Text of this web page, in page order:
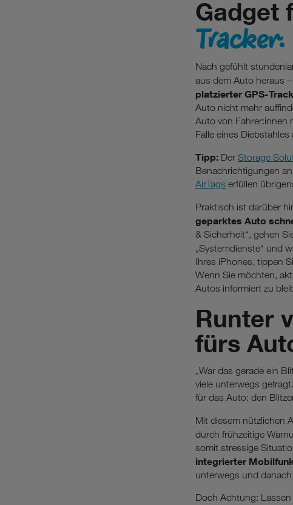
Gadget
Tracker.
Nach gefühlt
aus dem Auto heraus
platzierter GPS-
Auto nicht mehr
Auto von Fahrer:innen
Falle eines
Tipp: Der Storage
Benachrichtigungen
AirTags erfüllen
Praktisch ist darüber
geparktes Auto
& Sicherheit“, gehen
„Systemdienste“ und
Ihres iPhones, tippen
Wenn Sie möchten,
Autos informiert zu
Runter
fürs
„War das gerade ein
viele unterwegs
für das Auto: den
Mit diesem nützlichen
durch frühzeitige
somit stressige
integrierter
unterwegs und
Doch Achtung: